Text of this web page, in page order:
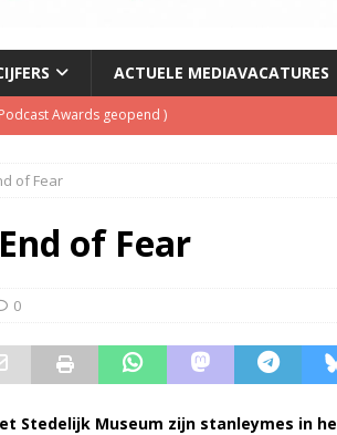
ACTUELE MEDIAVACATURES
Awards geopend )
nieuwspodcast van Nederland
lanceert Jolene Country Radio
of Fear
of Fear
0
Stedelijk Museum zijn stanleymes in